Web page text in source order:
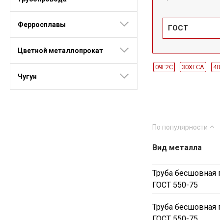
Ферросплавы
Цветной металлопрокат
Чугун
ГОСТ
09Г2С 30ХГСА
ДУ133 ДУ146
ГОСТ 550-75
По популярности
Вид металла
Труба
ГОСТ 550-75
Труба